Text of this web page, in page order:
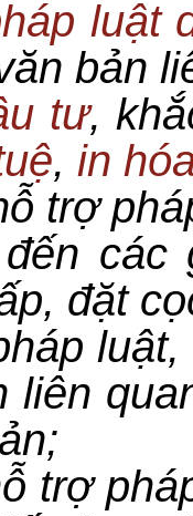
luật
bản
tư,
, in
đặt
luật,
liên